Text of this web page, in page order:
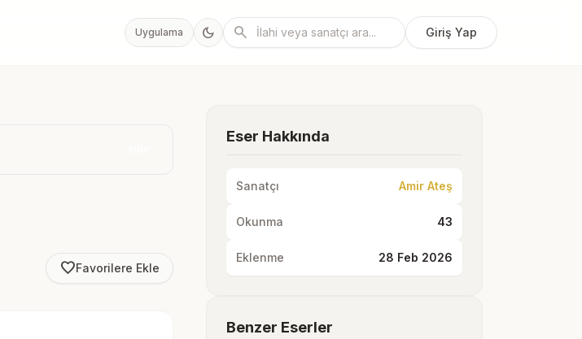
Uygulama dark_mode search Giriş Yap
favorite_borderFavorilere Ekle
Eser Hakkında
Sanatçı Amir Ateş
Okunma 43
Eklenme 28 Feb 2026
Benzer Eserler